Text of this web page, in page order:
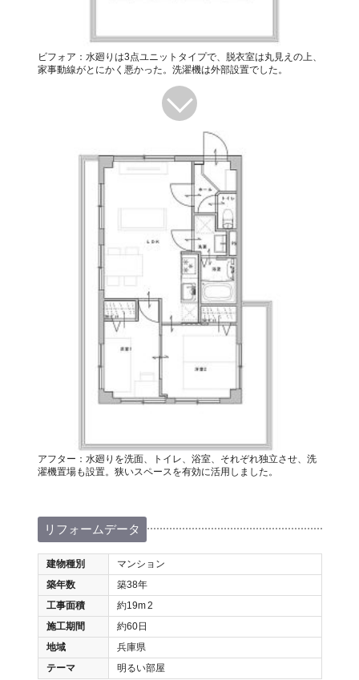
ビフォア：水廻りは3点ユニットタイプで、脱衣室は丸見えの上、
家事動線がとにかく悪かった。洗濯機は外部設置でした。
アフター：水廻りを洗面、トイレ、浴室、それぞれ独立させ、洗
濯機置場も設置。狭いスペースを有効に活用しました。
リフォームデータ
建物種別
マンション
築年数
築38年
工事面積
約19m2
施工期間
約60日
地域
兵庫県
テーマ
明るい部屋